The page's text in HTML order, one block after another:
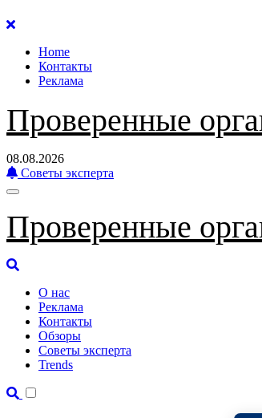
Перейти
содержанию
Home
Контакты
Реклама
Проверенные
08.08.2026
Советы эксперта
Проверенные
О нас
Реклама
Контакты
Обзоры
Советы эксперта
Trends